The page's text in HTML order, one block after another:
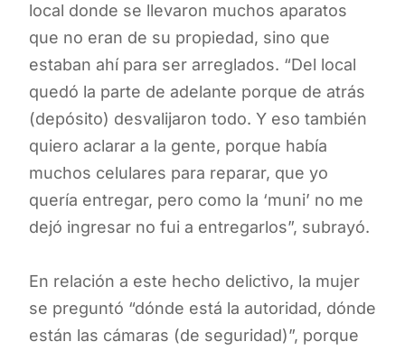
local donde se llevaron muchos aparatos
que no eran de su propiedad, sino que
estaban ahí para ser arreglados. “Del local
quedó la parte de adelante porque de atrás
(depósito) desvalijaron todo. Y eso también
quiero aclarar a la gente, porque había
muchos celulares para reparar, que yo
quería entregar, pero como la ‘muni’ no me
dejó ingresar no fui a entregarlos”, subrayó.
En relación a este hecho delictivo, la mujer
se preguntó “dónde está la autoridad, dónde
están las cámaras (de seguridad)”, porque